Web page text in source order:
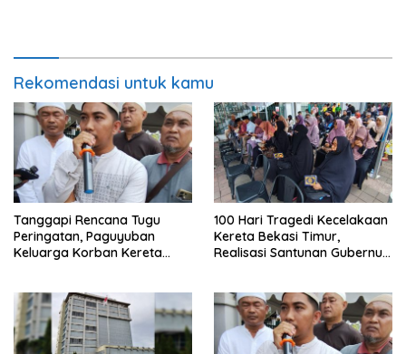
Rekomendasi untuk kamu
Tanggapi Rencana Tugu
Peringatan, Paguyuban
Keluarga Korban Kereta
Keselamatan Lebih Dulu
100 Hari Tragedi Kecelakaan
Kereta Bekasi Timur,
Realisasi Santunan Gubernur